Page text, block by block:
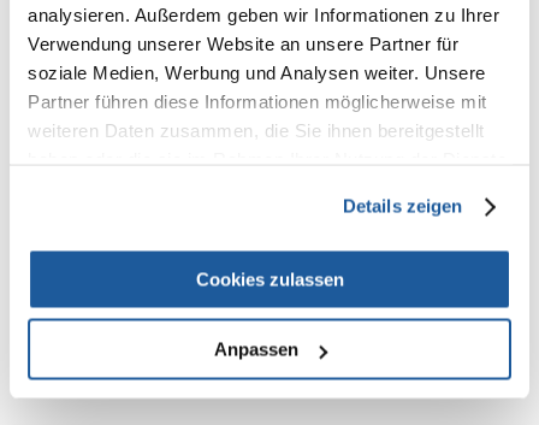
analysieren. Außerdem geben wir Informationen zu Ihrer
Verwendung unserer Website an unsere Partner für
soziale Medien, Werbung und Analysen weiter. Unsere
Partner führen diese Informationen möglicherweise mit
weiteren Daten zusammen, die Sie ihnen bereitgestellt
Details zeigen
Cookies zulassen
Anpassen
für Polstermöbel oder Kleidung
schnelles Entfernen von Haaren und Flusen vom Band
wiederverwendbare Schutzfolie
hergestellt aus Kunststoff
Fragen und Antworten (FAQ)